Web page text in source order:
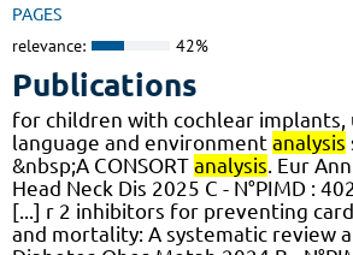
PAGES
relevance: 42%
Publications
for children with cochlear implants,
language and environment analysis
&nbsp;A CONSORT analysis. Eur
Head Neck Dis 2025 C - N°PIMD :
[...] r 2 inhibitors for preventing
and mortality: A systematic review